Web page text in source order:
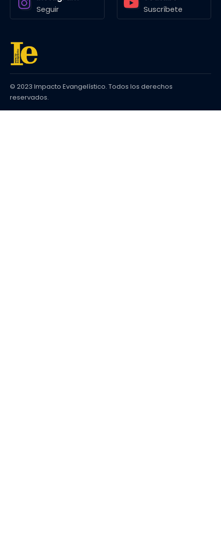
Seguir Suscríbete
© 2023 Impacto Evangelístico. Todos los derechos
reservados.